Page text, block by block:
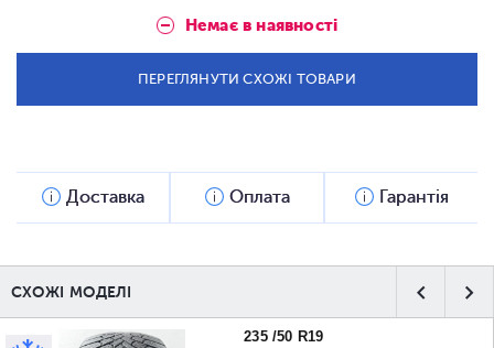
Немає в наявності
ПЕРЕГЛЯНУТИ СХОЖІ ТОВАРИ
Доставка Оплата Гарантія
СХОЖІ МОДЕЛІ
235 /50 R19